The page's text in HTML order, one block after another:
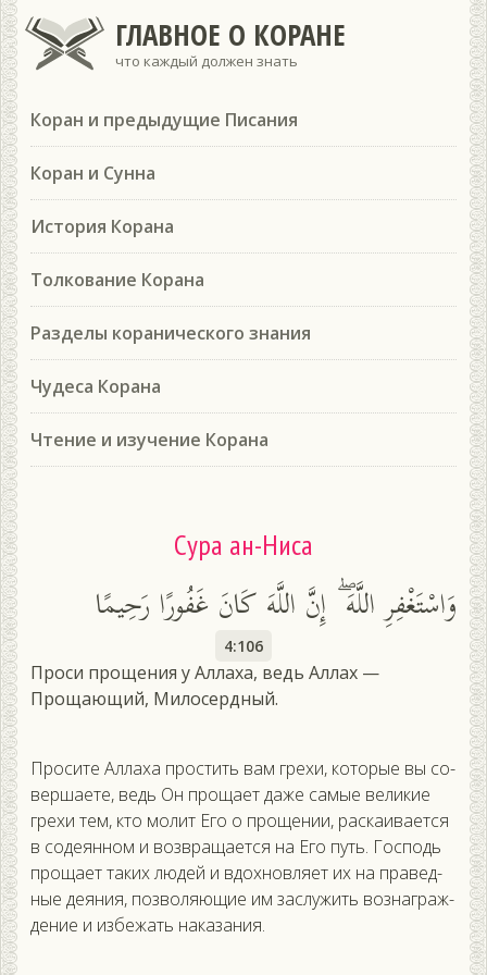
ГЛАВНОЕ О КОРАНЕ
что каждый должен знать
Коран и предыдущие Писания
Коран и Сунна
История Корана
Толкование Корана
Разделы коранического знания
Чудеса Корана
Чтение и изучение Корана
Сура ан-Ниса
وَاسْتَغْفِرِ اللَّهَ ۖ إِنَّ اللَّهَ كَانَ غَفُورًا رَحِيمًا
4:106
Проси прощения у Аллаха, ведь Аллах —
Прощающий, Милосердный.
Про­сите Ал­ла­ха прос­тить вам гре­хи, ко­торые вы со­
вер­ша­ете, ведь Он про­ща­ет да­же са­мые ве­ликие
гре­хи тем, кто мо­лит Его о про­щении, рас­ка­ива­ет­ся
в со­де­ян­ном и воз­вра­ща­ет­ся на Его путь. Гос­подь
про­ща­ет та­ких лю­дей и вдох­новля­ет их на пра­вед­
ные де­яния, поз­во­ля­ющие им зас­лу­жить воз­награж­
де­ние и из­бе­жать на­каза­ния.